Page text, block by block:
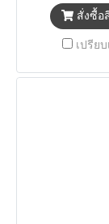
สั่งซื้อ
เปรีย